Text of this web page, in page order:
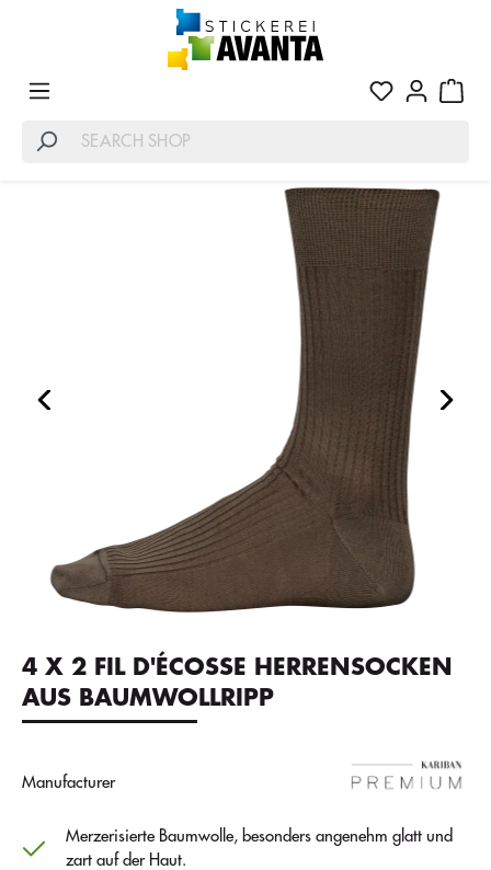
4 X 2 FIL D'ÉCOSSE HERRENSOCKEN
AUS BAUMWOLLRIPP
Manufacturer
Merzerisierte Baumwolle, besonders angenehm glatt und
zart auf der Haut.